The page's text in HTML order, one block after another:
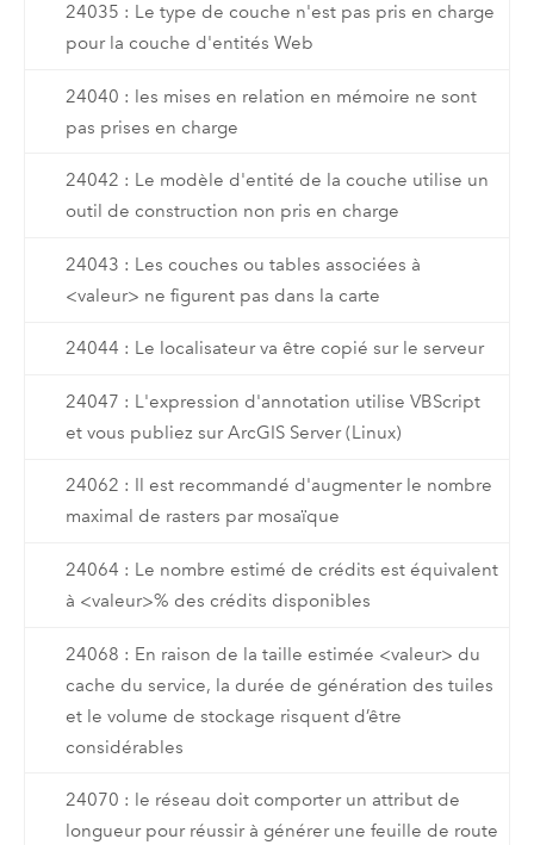
24035 : Le type de couche n'est pas pris en charge
pour la couche d'entités Web
24040 : les mises en relation en mémoire ne sont
pas prises en charge
24042 : Le modèle d'entité de la couche utilise un
outil de construction non pris en charge
24043 : Les couches ou tables associées à
<valeur> ne figurent pas dans la carte
24044 : Le localisateur va être copié sur le serveur
24047 : L'expression d'annotation utilise VBScript
et vous publiez sur ArcGIS Server (Linux)
24062 : Il est recommandé d'augmenter le nombre
maximal de rasters par mosaïque
24064 : Le nombre estimé de crédits est équivalent
à <valeur>% des crédits disponibles
24068 : En raison de la taille estimée <valeur> du
cache du service, la durée de génération des tuiles
et le volume de stockage risquent d’être
considérables
24070 : le réseau doit comporter un attribut de
longueur pour réussir à générer une feuille de route